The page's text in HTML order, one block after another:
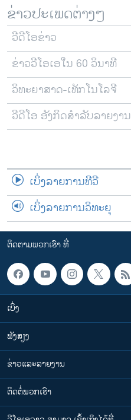
ລາຍການກະຈາຍສຽງ
ລາຍງານ
ຕິດຕາມພວກເຮົາ ທີ່
ພາສາຕ່າງໆ
ຂ່າວປະເພດຕ່າງໆ
ວີດີໂອຂ່າວ
ຂ່າວວີໂອເອໃນ 60 ວິນາທີ
ວິທະຍາສາດ-ເທັກໂນໂລຈີ
ວີດີໂອ ອັງກິດສຳລັບລາຍງານ
ເບິ່ງລາຍການທີວີ
ເບິ່ງລາຍການວິທະຍຸ
ຕິດຕາມພວກເຮົາ ທີ່
ເບິ່ງ
ຟັງສຽງ
ຂ່າວແລະລາຍງານ
ຕິດຕໍ່ພວກເຮົາ